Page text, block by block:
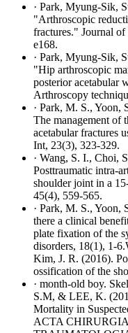
· Park, Myung-Sik,
"Arthroscopic
fractures." Journal
e168.
· Park, Myung-Sik,
"Hip arthroscopic
posterior acetabular
Arthroscopy
· Park, M. S., Yoon,
The management of
acetabular fractures
Int, 23(3), 323-329.
· Wang, S. I., Choi,
Posttraumatic intra-
shoulder joint in a
45(4), 559-565.
· Park, M. S.,
there a clinical
plate fixation of the
disorders, 18(1), 1-
Kim, J. R. (2016).
ossification of the
· month-old boy.
S.M, & LEE, K.
Mortality in
ACTA